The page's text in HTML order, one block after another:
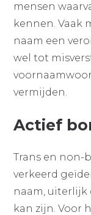
mensen
kennen. Vaak
naam een
wel tot
vermijden.
Actief
Trans en non-
verkeerd
naam,
kan zijn. Voor